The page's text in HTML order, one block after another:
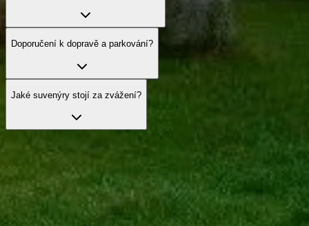
Doporučení k dopravě a parkování?
Jaké suvenýry stojí za zvážení?